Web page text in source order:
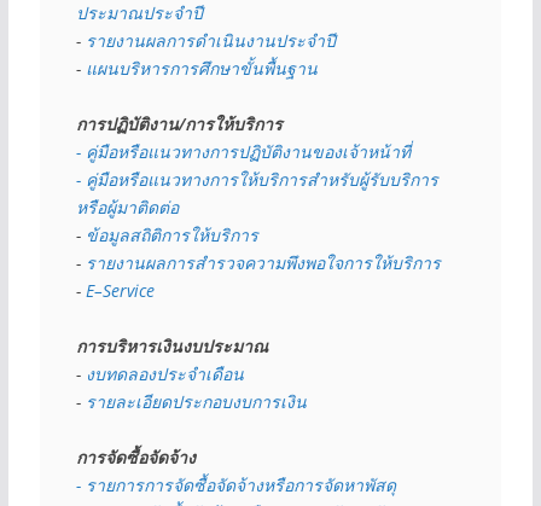
ประมาณประจำปี
- รายงานผลการดำเนินงานประจำปี
- แผนบริหารการศึกษาขั้นพื้นฐาน
การปฏิบัติงาน/การให้บริการ
- คู่มือหรือแนวทางการปฏิบัติงานของเจ้าหน้าที่
- คู่มือหรือแนวทางการให้บริการสำหรับผู้รับบริการ
หรือผู้มาติดต่อ
- ข้อมูลสถิติการให้บริการ
- รายงานผลการสำรวจความพึงพอใจการให้บริการ
- E–Service
การบริหารเงินงบประมาณ
- งบทดลองประจำเดือน
- รายละเอียดประกอบงบการเงิน
การจัดซื้อจัดจ้าง
- รายการการจัดซื้อจัดจ้างหรือการจัดหาพัสดุ